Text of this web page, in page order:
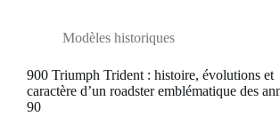
Modèles historiques
900 Triumph Trident : histoire, évolutions et
caractère d’un roadster emblématique des
90